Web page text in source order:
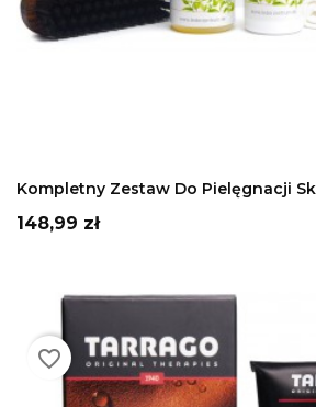
Kompletny Zestaw Do Pielęgnacji
Cena
148,99 zł
favorite_border